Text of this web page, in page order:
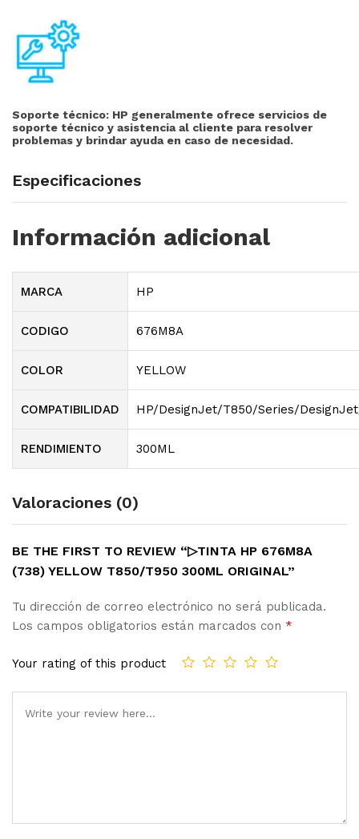
Soporte técnico: HP generalmente ofrece servicios de
soporte técnico y asistencia al cliente para resolver
problemas y brindar ayuda en caso de necesidad.
Especificaciones
Información adicional
MARCA HP
CODIGO 676M8A
COLOR YELLOW
COMPATIBILIDAD HP/DesignJet/T850/Series/
RENDIMIENTO 300ML
Valoraciones (0)
BE THE FIRST TO REVIEW “▷TINTA HP 676M8A
(738) YELLOW T850/T950 300ML ORIGINAL”
Tu dirección de correo electrónico no será publicada.
Los campos obligatorios están marcados con *
Your rating of this product